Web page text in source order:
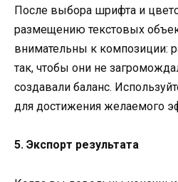
После выбора шрифта и
размещению текстовых
внимательны к композиции:
так, чтобы они не
создавали баланс.
для достижения желаемого
5. Экспорт результата